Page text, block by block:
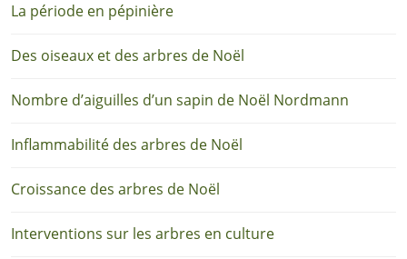
La période en pépinière
Des oiseaux et des arbres de Noël
Nombre d’aiguilles d’un sapin de Noël Nordmann
Inflammabilité des arbres de Noël
Croissance des arbres de Noël
Interventions sur les arbres en culture